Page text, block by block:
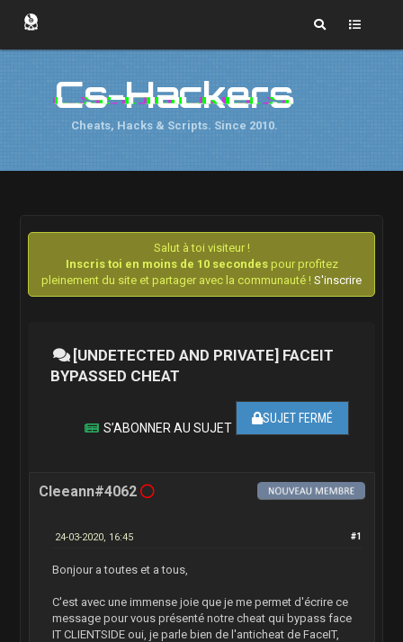
Cs-Hackers
Cheats, Hacks & Scripts. Since 2010.
Salut à toi visiteur !
Inscris toi en moins de 10 secondespour profitez
pleinement du site et partager avec la communauté ! S'inscrire
[UNDETECTED AND PRIVATE] FACEIT
BYPASSED CHEAT
SUJET FERMÉ
S’ABONNER AU SUJET
Cleeann#4062
#1
24-03-2020, 16:45
Bonjour a toutes et a tous,
C'est avec une immense joie que je me permet d'écrire ce
message pour vous présenté notre cheat qui bypass face
IT CLIENTSIDE oui, je parle bien de l'anticheat de FaceIT,